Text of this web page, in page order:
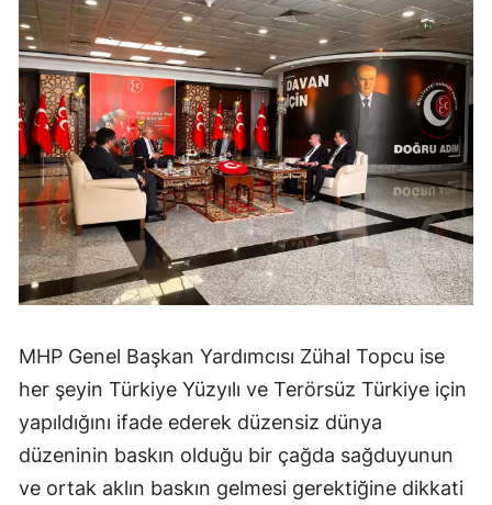
MHP Genel Başkan Yardımcısı Zühal Topcu ise
her şeyin Türkiye Yüzyılı ve Terörsüz Türkiye için
yapıldığını ifade ederek düzensiz dünya
düzeninin baskın olduğu bir çağda sağduyunun
ve ortak aklın baskın gelmesi gerektiğine dikkati